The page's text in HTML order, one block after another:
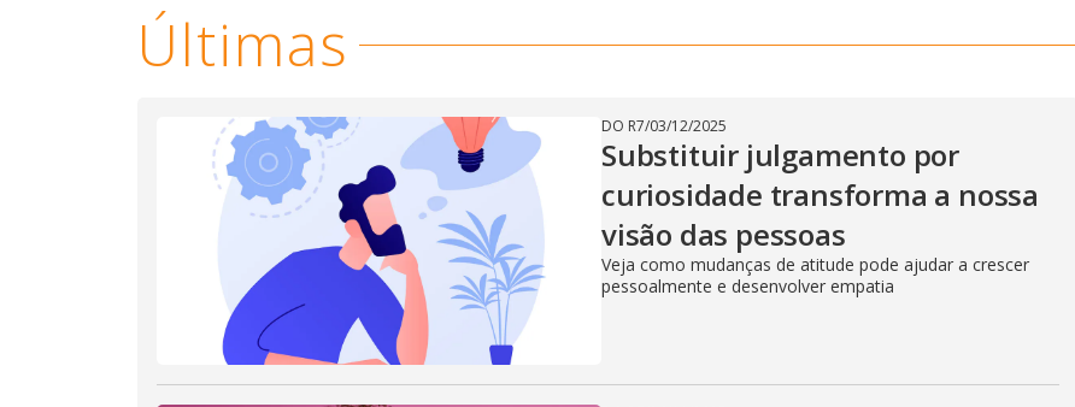
Últimas
DO R7/03/12/2025
Substituir julgamento por
curiosidade transforma a nossa
visão das pessoas
Veja como mudanças de atitude pode ajudar a crescer
pessoalmente e desenvolver empatia